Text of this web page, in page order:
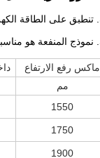
تنطبق على الطاقة
نموذج المنفعة هو
ماكس رفع الارتفاع
مم
1550
1750
1900